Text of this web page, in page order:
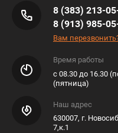
8 (383) 213-
8 (913) 985-
Вам
Время работы
с 08.30 до 16.30
(пятница)
Наш адрес
630007, г.
7,к.1